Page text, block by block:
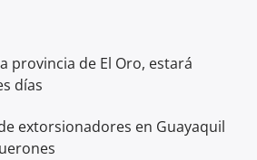
provincia de El Oro, estará
días
extorsionadores en Guayaquil